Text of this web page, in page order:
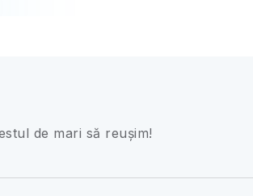
de mari să reușim!